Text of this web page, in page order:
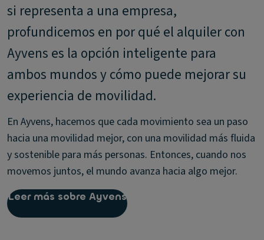
si representa a una empresa,
profundicemos en por qué el alquiler con
Ayvens es la opción inteligente para
ambos mundos y cómo puede mejorar su
experiencia de movilidad.
En Ayvens, hacemos que cada movimiento sea un paso
hacia una movilidad mejor, con una movilidad más fluida
y sostenible para más personas. Entonces, cuando nos
movemos juntos, el mundo avanza hacia algo mejor.
Leer más sobre Ayvens